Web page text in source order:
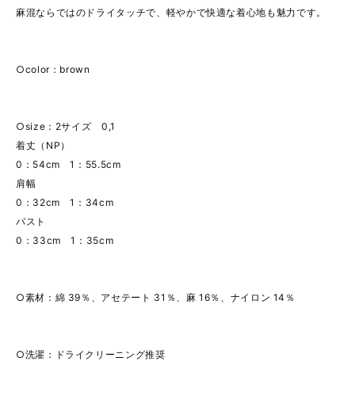
麻混ならではのドライタッチで、軽やかで快適な着心地も魅力です。
○color：brown
○size：2サイズ 0,1
着丈（NP）
0：54cm 1：55.5cm
肩幅
0：32cm 1：34cm
バスト
0：33cm 1：35cm
○素材：綿 39％、アセテート 31％、麻 16％、ナイロン 14％
○洗濯：ドライクリーニング推奨